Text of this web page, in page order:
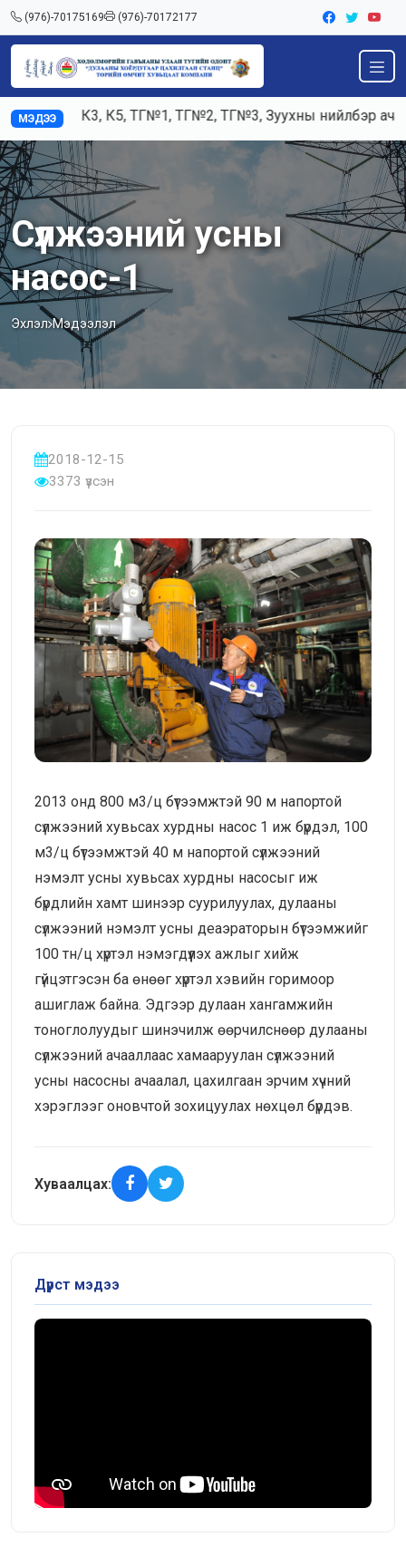
(976)-70175169 (976)-70172177
МЭДЭЭ
Ажилд К3, К5, ТГ№1, ТГ№2, ТГ№3, Зуухны нийлбэр
Сүлжээний усны
насос-1
Эхлэл Мэдээлэл
2018-12-15
3373 үзсэн
2013 онд 800 м3/ц бүтээмжтэй 90 м напортой
сүлжээний хувьсах хурдны насос 1 иж бүрдэл, 100
м3/ц бүтээмжтэй 40 м напортой сүлжээний
нэмэлт усны хувьсах хурдны насосыг иж
бүрдлийн хамт шинээр суурилуулах, дулааны
сүлжээний нэмэлт усны деаэраторын бүтээмжийг
100 тн/ц хүртэл нэмэгдүүлэх ажлыг хийж
гүйцэтгэсэн ба өнөөг хүртэл хэвийн горимоор
ашиглаж байна. Эдгээр дулаан хангамжийн
тоноглолуудыг шинэчилж өөрчилснөөр дулааны
сүлжээний ачааллаас хамааруулан сүлжээний
усны насосны ачаалал, цахилгаан эрчим хүчний
хэрэглээг оновчтой зохицуулах нөхцөл бүрдэв.
Хуваалцах:
Дүрст мэдээ